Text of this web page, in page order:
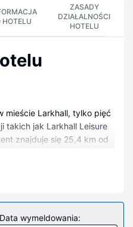
HOTELU
ZASADY
DZIAŁALNOŚCI
HOTELU
mieście Larkhall, tylko pięć
takich jak Larkhall Leisure
znajduje się 25,4 km od
Data wymeldowania: